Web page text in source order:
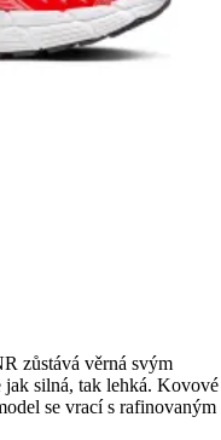
zůstává věrná svým
jak silná, tak lehká. Kovové
se vrací s rafinovaným